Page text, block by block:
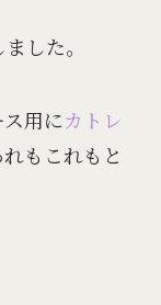
ました。
用にカトレ
もこれもと